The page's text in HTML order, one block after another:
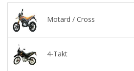
Motard / Cross
4-Takt